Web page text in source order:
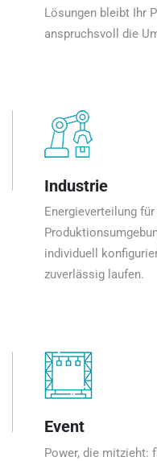
Lösungen bleibt Ihr
anspruchsvoll die
Industrie
Energieverteilung
individuell
zuverlässig laufen.
Event
Power, die mitzieht: